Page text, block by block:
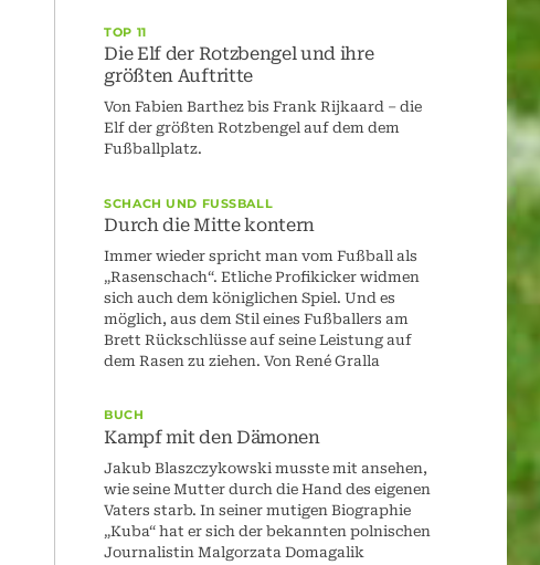
TOP 11
Die Elf der Rotzbengel und ihre
größten Auftritte
Von Fabien Barthez bis Frank Rijkaard – die
Elf der größten Rotzbengel auf dem dem
Fußballplatz.
SCHACH UND FUSSBALL
Durch die Mitte kontern
Immer wieder spricht man vom Fußball als
„Rasenschach“. Etliche Profikicker widmen
sich auch dem königlichen Spiel. Und es
möglich, aus dem Stil eines Fußballers am
Brett Rückschlüsse auf seine Leistung auf
dem Rasen zu ziehen. Von René Gralla
BUCH
Kampf mit den Dämonen
Jakub Blaszczykowski musste mit ansehen,
wie seine Mutter durch die Hand des eigenen
Vaters starb. In seiner mutigen Biographie
„Kuba“ hat er sich der bekannten polnischen
Journalistin Malgorzata Domagalik